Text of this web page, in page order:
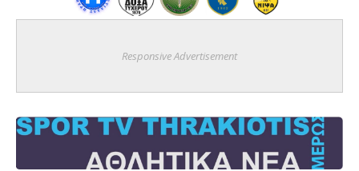
Responsive Advertisement